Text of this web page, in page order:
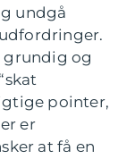
undgå
grundig og
pointer,
er
at få en